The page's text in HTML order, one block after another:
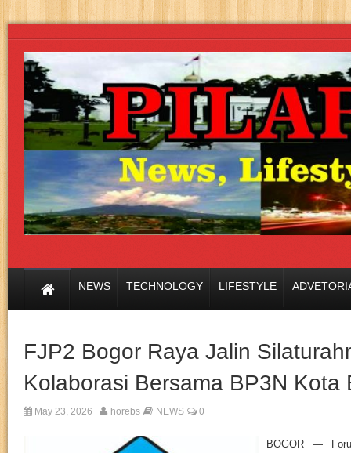
NEWS TECHNOLOGY LIFESTYLE
FJP2 Bogor Raya Jalin
Kolaborasi Bersama BP3N Kota
May 23, 2026 horebs NEWS 0
BOGOR —